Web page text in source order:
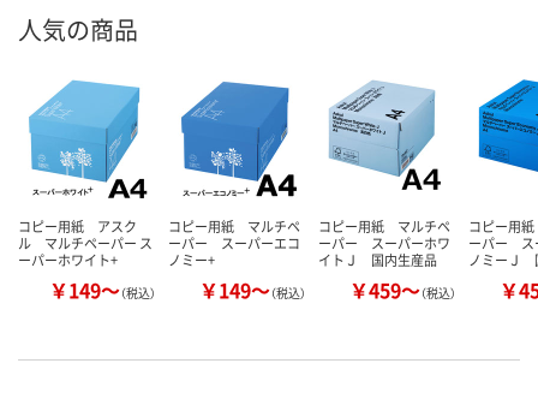
人気の商品
コピー用紙 アスク
ル マルチペーパー ス
ーパーホワイト+
￥149～（税込）
コピー用紙 マルチペ
ーパー スーパーエコ
ノミー+
￥149～（税込）
コピー用紙 マルチペ
ーパー スーパーホワ
イトＪ 国内生産品
￥459～（税込）
コピー用
ーパー ス
ノミーＪ
￥